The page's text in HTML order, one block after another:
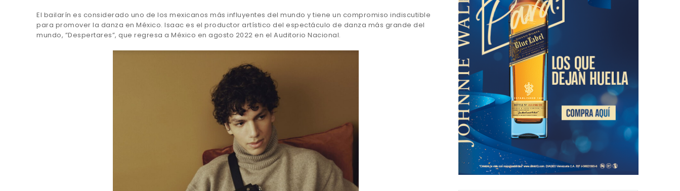
El bailarín es considerado uno de los mexicanos más influyentes del mundo y tiene un compromiso indiscutible
para promover la danza en México. Isaac es el productor artístico del espectáculo de danza más grande del
mundo, ”Despertares”, que regresa a México en agosto 2022 en el Auditorio Nacional.